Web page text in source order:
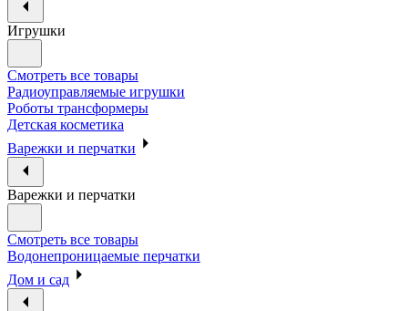
Игрушки
Смотреть все товары
Радиоуправляемые игрушки
Роботы трансформеры
Детская косметика
Варежки и перчатки
Варежки и перчатки
Смотреть все товары
Водонепроницаемые перчатки
Дом и сад